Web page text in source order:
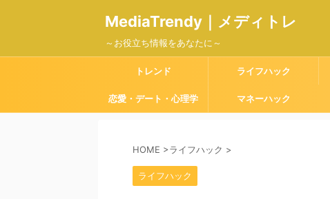
MediaTrendy｜メディトレ
～お役立ち情報をあなたに～
トレンド ライフハック
恋愛・デート・心理学 マネーハック
HOME >ライフハック >
ライフハック